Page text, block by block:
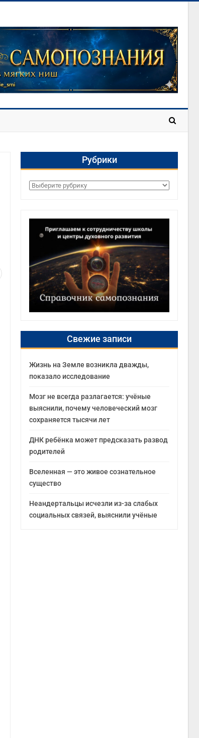
Рубрики
Рубрики
Свежие записи
Жизнь на Земле возникла дважды,
показало исследование
Мозг не всегда разлагается: учёные
выяснили, почему человеческий мозг
сохраняется тысячи лет
ДНК ребёнка может предсказать развод
родителей
Вселенная — это живое сознательное
существо
Неандертальцы исчезли из-за слабых
социальных связей, выяснили учёные